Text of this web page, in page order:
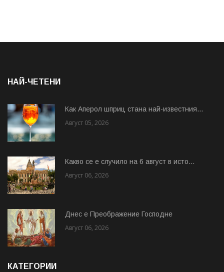
НАЙ-ЧЕТЕНИ
Как Аперол шприц стана най-известния...
Август 05, 2026
Какво се е случило на 6 август в исто...
Август 06, 2026
Днес е Преображение Господне
Август 06, 2026
КАТЕГОРИИ